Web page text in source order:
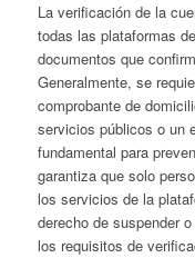
La verificación de la
todas las plataformas
documentos que
Generalmente, se
comprobante de
servicios públicos o un
fundamental para
garantiza que solo
los servicios de la
derecho de suspender
los requisitos de